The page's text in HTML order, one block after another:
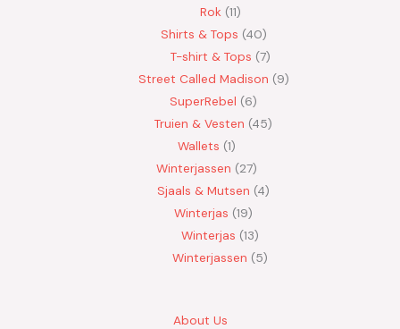
Rok 11
Shirts & Tops 40
T-shirt & Tops 7
Street Called Madison 9
SuperRebel
6
Truien & Vesten 45
Wallets 1
Winterjassen
27
Sjaals & Mutsen 4
Winterjas 19
Winterjas 13
Winterjassen
5
About Us